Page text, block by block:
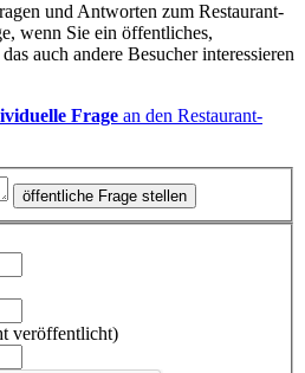
und Antworten zum Restaurant-
wenn Sie ein öffentliches,
auch andere Besucher interessieren
Frage an den Restaurant-
öffentliche Frage stellen
veröffentlicht)